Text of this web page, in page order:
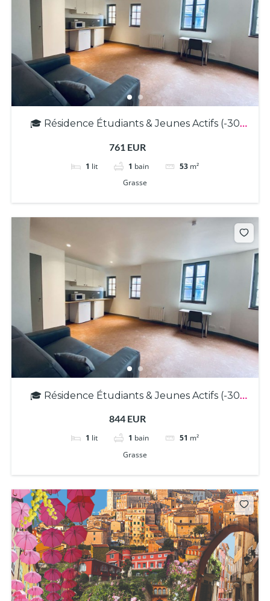
🎓 Résidence Étudiants & Jeunes Actifs (-30
761 EUR
1 lit 1 bain 53 m²
Grasse
🎓 Résidence Étudiants & Jeunes Actifs (-30
844 EUR
1 lit 1 bain 51 m²
Grasse